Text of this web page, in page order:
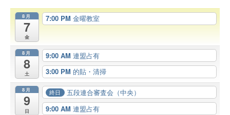
8月
7
金
7:00 PM 金曜教室
8月
8
土
9:00 AM 連盟占有
3:00 PM 的貼・清掃
8月
9
日
終日
五段連合審査会（中央）
9:00 AM 連盟占有